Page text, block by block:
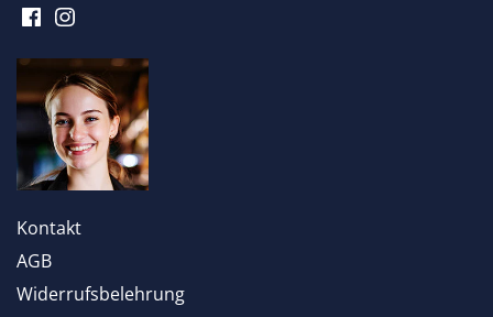
Kontakt
AGB
Widerrufsbelehrung